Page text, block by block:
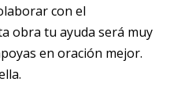
con el
obra tu ayuda será muy
en oración mejor.